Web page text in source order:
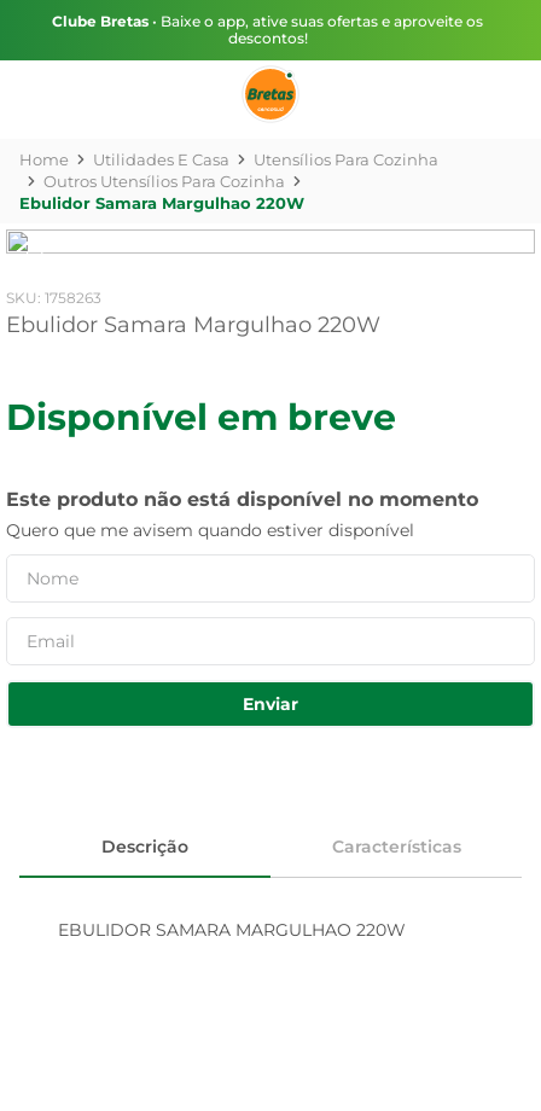
Clube Bretas • Baixe o app, ative suas ofertas e aproveite os
descontos!
Utilidades E Casa
Utensílios Para Cozinha
Outros Utensílios Para Cozinha
Ebulidor Samara Margulhao 220W
: 1758263
Ebulidor Samara Margulhao 220W
Disponível em breve
Este produto não está disponível no momento
Quero que me avisem quando estiver disponível
Enviar
Descrição Características
EBULIDOR SAMARA MARGULHAO 220W